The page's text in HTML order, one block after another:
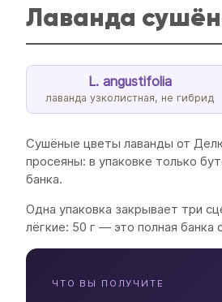
Лаванда
L. angustifolia
лаванда узколистная, не гибрид
Сушёные цветы лаванды от
просеяны: в упаковке только
банка.
Одна упаковка закрывает три
лёгкие: 50 г — это полная
ЧТО ВЫ ПОЛУЧИТЕ